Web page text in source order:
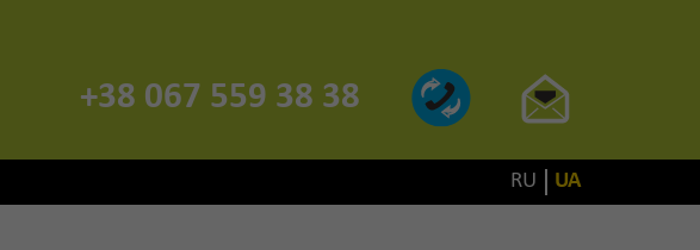
+38 067 559 38 38
RU UA